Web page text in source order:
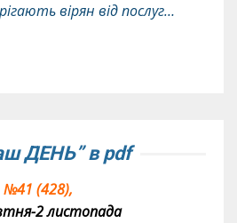
вірян від послуг…
ДЕНЬ” в pdf
№41 (428),
2 листопада